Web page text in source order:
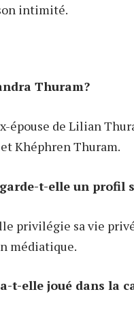
intimité.
Thuram?
épouse de Lilian
Khéphren Thuram.
t-elle un profil
privilégie sa vie
médiatique.
t-elle joué dans la